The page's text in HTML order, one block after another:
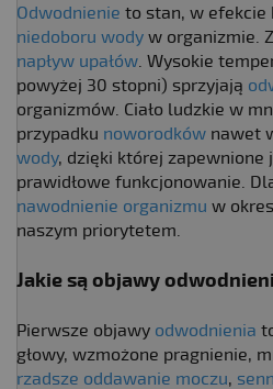
Odwodnienie to stan, w efekcie
niedoboru wody w organizmie.
napływ upałów. Wysokie
powyżej 30 stopni) sprzyjają
organizmów. Ciało ludzkie w
przypadku noworodków nawet
wody, dzięki której zapewnione
prawidłowe funkcjonowanie.
nawodnienie organizmu w
naszym priorytetem.
Jakie są objawy
Pierwsze objawy odwodnienia
głowy, wzmożone pragnienie,
rzadsze oddawanie moczu,